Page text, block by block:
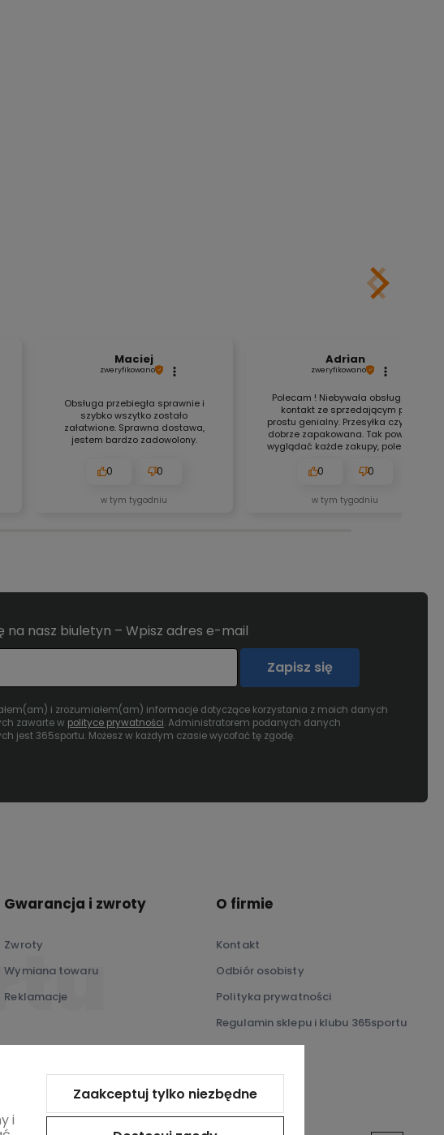
Maciej
zweryfikowano
Obsługa przebiegła sprawnie i
szybko wszytko zostało
załatwione. Sprawna dostawa,
jestem bardzo zadowolony.
0 0
w tym tygodniu
Adrian
zweryfikowano
Polecam ! Niebywała obsługa, a
kontakt ze sprzedającym po
prostu genialny. Przesyłka czysta i
dobrze zapakowana. Tak powinny
wyglądać każde zakupy, polecam.
0 0
w tym tygodniu
na nasz biuletyn – Wpisz adres e-mail
Zapisz się
i zrozumiałem(am) informacje dotyczące korzystania z moich danych
zawarte w polityce prywatności. Administratorem podanych danych
jest 365sportu. Możesz w każdym czasie wycofać tę zgodę.
Gwarancja i zwroty
Zwroty
Wymiana towaru
Reklamacje
O firmie
Kontakt
Odbiór osobisty
Polityka prywatności
Regulamin sklepu i klubu 365sportu
O nas
i
Zaakceptuj tylko niezbędne